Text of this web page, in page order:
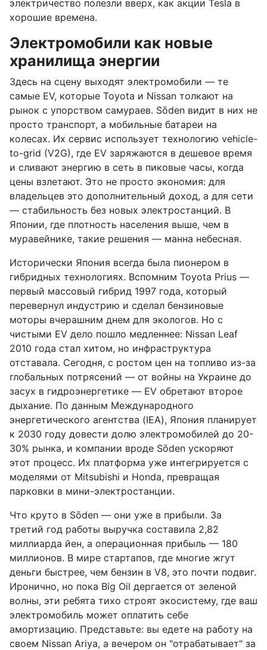
электричество полезли вверх, как акции Tesla в
хорошие времена.
Электромобили как новые
хранилища энергии
Здесь на сцену выходят электромобили — те
самые EV, которые Toyota и Nissan толкают на
рынок с упорством самураев. Sōden видит в них не
просто транспорт, а мобильные батареи на
колесах. Их сервис использует технологию vehicle-
to-grid (V2G), где EV заряжаются в дешевое время
и сливают энергию в сеть в пиковые часы, когда
цены взлетают. Это не просто экономия: для
владельцев это дополнительный доход, а для сети
— стабильность без новых электростанций. В
Японии, где плотность населения выше, чем в
муравейнике, такие решения — манна небесная.
Исторически Япония всегда была пионером в
гибридных технологиях. Вспомним Toyota Prius —
первый массовый гибрид 1997 года, который
перевернул индустрию и сделал бензиновые
моторы вчерашним днем для экологов. Но с
чистыми EV дело пошло медленнее: Nissan Leaf
2010 года стал хитом, но инфраструктура
отставала. Сегодня, с ростом цен на топливо из-за
глобальных потрясений — от войны на Украине до
засух в гидроэнергетике — EV обретают второе
дыхание. По данным Международного
энергетического агентства (IEA), Япония планирует
к 2030 году довести долю электромобилей до 20-
30% рынка, и компании вроде Sōden ускоряют
этот процесс. Их платформа уже интегрируется с
моделями от Mitsubishi и Honda, превращая
парковки в мини-электростанции.
Что круто в Sōden — они уже в прибыли. За
третий год работы выручка составила 2,82
миллиарда йен, а операционная прибыль — 180
миллионов. В мире стартапов, где многие жгут
деньги быстрее, чем бензин в V8, это почти подвиг.
Иронично, но пока Big Oil дергается от зеленой
волны, эти ребята тихо строят экосистему, где ваш
электромобиль может оплатить себе
амортизацию. Представьте: вы едете на работу на
своем Nissan Ariya, а вечером он "отрабатывает" за